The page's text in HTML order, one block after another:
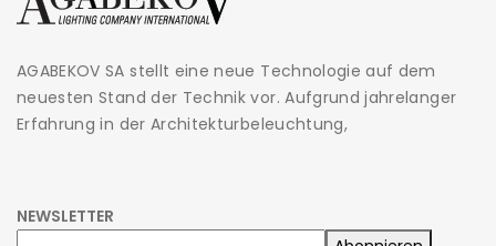
AGABEKOV SA stellt eine neue Technologie auf dem
neuesten Stand der Technik vor. Aufgrund jahrelanger
Erfahrung in der Architekturbeleuchtung,
NEWSLETTER